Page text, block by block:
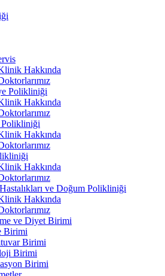
Hakkında
Polikliniği
Hakkında
Hakkında
Hakkında
ve Doğum Polikliniği
Hakkında
ve Diyet Birimi
Birimi
Birimi
Birimi
Birimi